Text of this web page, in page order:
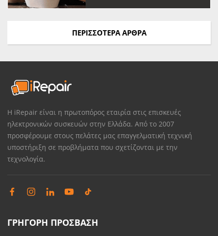
ΠΕΡΙΣΣΟΤΕΡΑ ΑΡΘΡΑ
Η iRepair είναι η πρωτοπόρος εταιρία στις επισκευές
ηλεκτρονικών συσκευών στην Ελλάδα. Από το 2007
προσφέρουμε στους πελάτες μας επαγγελματική τεχνική
υποστήριξη σε προβλήματα που σχετίζονται με την
τεχνολογία.
ΓΡΗΓΟΡΗ ΠΡΟΣΒΑΣΗ